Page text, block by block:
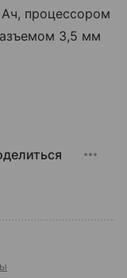
процессором
3,5 мм